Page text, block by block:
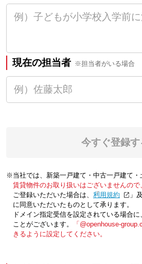
現在の担当者 ※担当者がいる場合
今すぐ登録す
※当社では、新築一戸建て・中古一戸建て・
賃貸物件のお取り扱いはございませんので
ご登録いただいた場合は、「利用規約 」
に同意いただいたものとして承ります。
ドメイン指定受信を設定されている場合
ことがございます。
「@openhouse-
きるように設定してください。